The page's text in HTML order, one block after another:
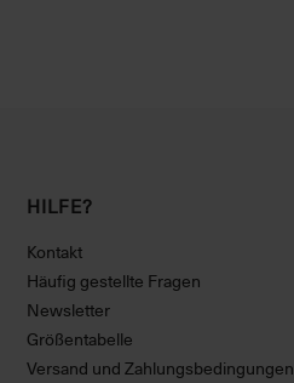
HILFE?
Kontakt
Häufig gestellte Fragen
Newsletter
Größentabelle
Versand und Zahlungsbedingungen